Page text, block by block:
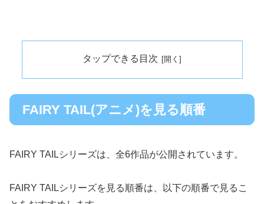
タップできる目次
FAIRY TAIL(アニメ)を見る順番
FAIRY TAILシリーズは、全6作品が公開されています。
FAIRY TAILシリーズを見る順番は、以下の順番で見るこ